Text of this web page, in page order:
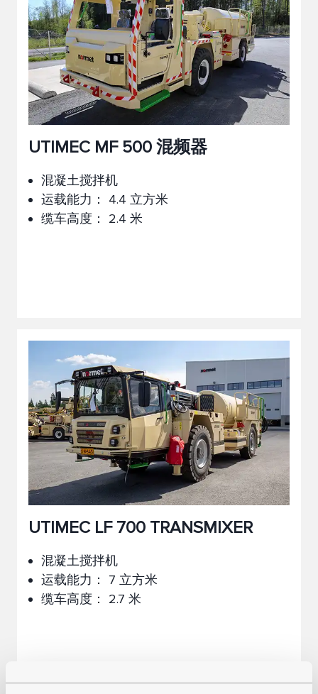
UTIMEC MF 500 混频器
混凝土搅拌机
运载能力： 4.4 立方米
缆车高度： 2.4 米
UTIMEC LF 700 TRANSMIXER
混凝土搅拌机
运载能力： 7 立方米
缆车高度： 2.7 米